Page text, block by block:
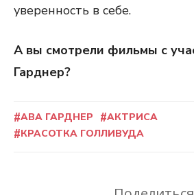
уверенность в себе.
А вы смотрели фильмы с
Гарднер?
АВА ГАРДНЕР
АКТРИСА
КРАСОТКА ГОЛЛИВУДА